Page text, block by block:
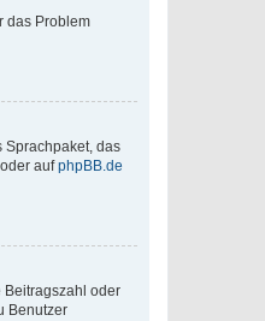
das Problem
Sprachpaket, das
oder aufphpBB.de
Beitragszahl oder
Benutzer